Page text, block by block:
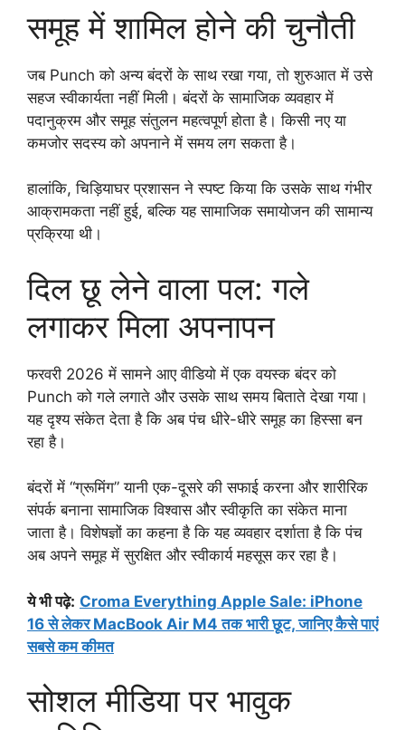
समूह में शामिल होने की चुनौती
जब Punch को अन्य बंदरों के साथ रखा गया, तो शुरुआत में उसे
सहज स्वीकार्यता नहीं मिली। बंदरों के सामाजिक व्यवहार में
पदानुक्रम और समूह संतुलन महत्वपूर्ण होता है। किसी नए या
कमजोर सदस्य को अपनाने में समय लग सकता है।
हालांकि, चिड़ियाघर प्रशासन ने स्पष्ट किया कि उसके साथ गंभीर
आक्रामकता नहीं हुई, बल्कि यह सामाजिक समायोजन की सामान्य
प्रक्रिया थी।
दिल छू लेने वाला पल: गले
लगाकर मिला अपनापन
फरवरी 2026 में सामने आए वीडियो में एक वयस्क बंदर को
Punch को गले लगाते और उसके साथ समय बिताते देखा गया।
यह दृश्य संकेत देता है कि अब पंच धीरे-धीरे समूह का हिस्सा बन
रहा है।
बंदरों में “ग्रूमिंग” यानी एक-दूसरे की सफाई करना और शारीरिक
संपर्क बनाना सामाजिक विश्वास और स्वीकृति का संकेत माना
जाता है। विशेषज्ञों का कहना है कि यह व्यवहार दर्शाता है कि पंच
अब अपने समूह में सुरक्षित और स्वीकार्य महसूस कर रहा है।
ये भी पढ़े: Croma Everything Apple Sale: iPhone
16 से लेकर MacBook Air M4 तक भारी छूट, जानिए कैसे पाएं
सबसे कम कीमत
सोशल मीडिया पर भावुक